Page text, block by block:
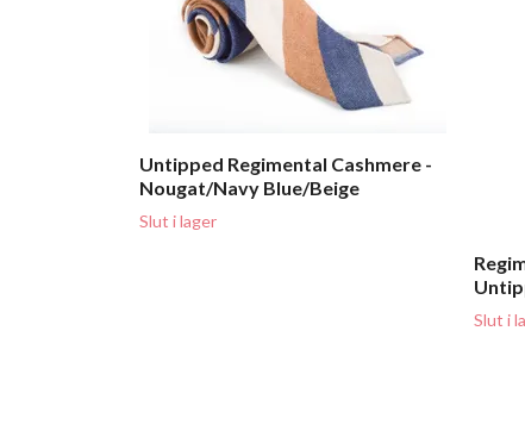
Untipped Regimental Cashmere -
Nougat/Navy Blue/Beige
Slut i lager
Slut i